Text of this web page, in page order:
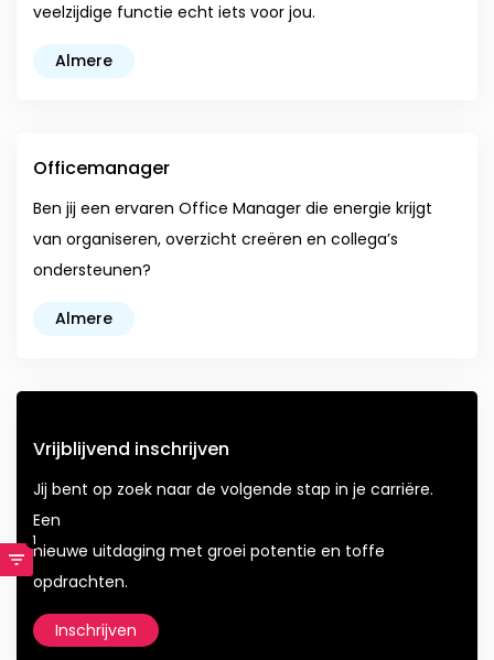
veelzijdige functie echt iets voor jou.
Almere
Officemanager
Ben jij een ervaren Office Manager die energie krijgt
van organiseren, overzicht creëren en collega’s
ondersteunen?
Almere
Vrijblijvend inschrijven
Jij bent op zoek naar de volgende stap in je carriëre.
Een
nieuwe uitdaging met groei potentie en toffe
opdrachten.
Inschrijven
1